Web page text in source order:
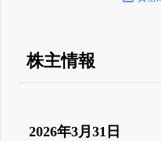
株主情報
2026年3月31日